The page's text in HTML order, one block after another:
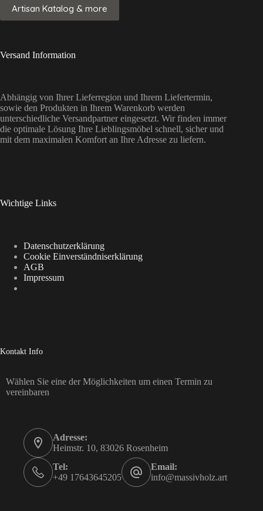
Artisan Katalog & more
Versand Information
Abhängig von Ihrer Lieferregion und Ihrem Liefertermin,
sowie den Produkten in Ihrem Warenkorb werden
unterschiedliche Versandpartner eingesetzt. Wir finden immer
die optimale Lösung Ihre Lieblingsmöbel schnell, sicher und
mit dem maximalen Komfort an Ihre Adresse zu liefern.
Wichtige Links
Datenschutzerklärung
Cookie Einverständniserklärung
AGB
Impressum
Kontakt Info
Wählen Sie eine der Möglichkeiten um einen Termin zu
vereinbaren
Adresse:
Heimstr. 10, 83026 Rosenheim
Tel:
+49 17643645205
Email:
info@massivholz.art